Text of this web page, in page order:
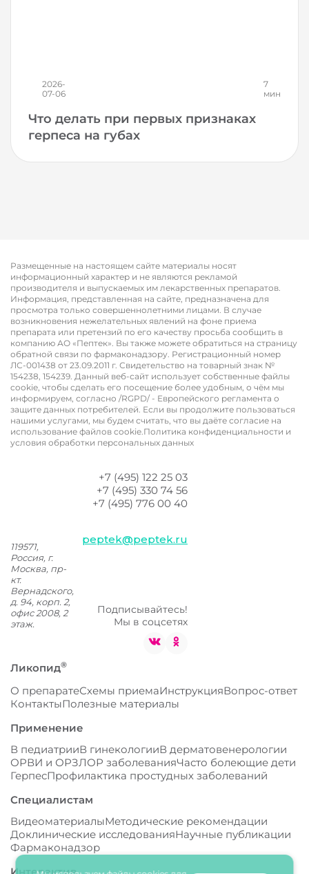
2026-
07-06
7
мин
Что делать при первых признаках
герпеса на губах
Размещенные на настоящем сайте материалы носят
информационный характер и не являются рекламой
производителя и выпускаемых им лекарственных препаратов.
Информация, представленная на сайте, предназначена для
просмотра только совершеннолетними лицами. В случае
возникновения нежелательных явлений на фоне приема
препарата или претензий по его качеству просьба сообщить в
компанию АО «Пептек». Вы также можете обратиться на страницу
обратной связи по фармаконадзору. Регистрационный номер
ЛС-001438 от 23.09.2011 г. ​​​​​​Свидетельство на товарный знак №
154238, 154239. Данный веб-сайт использует собственные файлы
cookie, чтобы сделать его посещение более удобным, о чём мы
информируем, согласно /RGPD/ - Европейского регламента о
защите данных потребителей. Если вы продолжите пользоваться
нашими услугами, мы будем считать, что вы даёте согласие на
использование файлов cookie.Политика конфиденциальности и
условия обработки персональных данных
119571,
Россия, г.
Москва, пр-
кт.
Вернадского,
д. 94, корп. 2,
офис 2008, 2
этаж.
+7 (495) 122 25 03
+7 (495) 330 74 56
+7 (495) 776 00 40
peptek@peptek.ru
Подписывайтесь!
Мы в соцсетях
Ликопид®
О препаратеСхемы приемаИнструкцияВопрос-ответ
КонтактыПолезные материалы
Применение
В педиатрииВ гинекологииВ дерматовенерологии
ОРВИ и ОРЗЛОР заболеванияЧасто болеющие дети
ГерпесПрофилактика простудных заболеваний
Специалистам
ВидеоматериалыМетодические рекомендации
Доклинические исследованияНаучные публикации
Фармаконадзор